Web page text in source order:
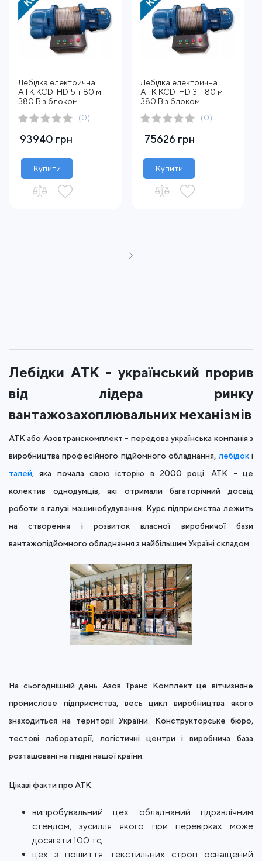
Лебідка електрична
АTК KCD-HD 5 т 80 м
380 В з блоком
(0)
93940 грн
Купити
Лебідка електрична
АTК KCD-HD 3 т 80 м
380 В з блоком
(0)
75626 грн
Купити
Лебідки АТК - український прорив
від лідера ринку
вантажозахоплювальних механізмів
АТК або Азовтранскомплект - передова українська компанія з
виробництва професійного підйомного обладнання, лебідокі
талей, яка почала свою історію в 2000 році. АТК - це
колектив однодумців, які отримали багаторічний досвід
роботи в галузі машинобудування. Курс підприємства лежить
на створення і розвиток власної виробничої бази
вантажопідйомного обладнання з найбільшим Україні складом.
На сьогоднішній день Азов Транс Комплект це вітчизняне
промислове підприємства, весь цикл виробництва якого
знаходиться на території України. Конструкторське бюро,
тестові лабораторії, логістичні центри і виробнича база
розташовані на півдні нашої країни.
Цікаві факти про АТК:
випробувальний цех обладнаний гідравлічним
стендом, зусилля якого при перевірках може
досягати 100 тс;
цех з пошиття текстильних строп оснащений